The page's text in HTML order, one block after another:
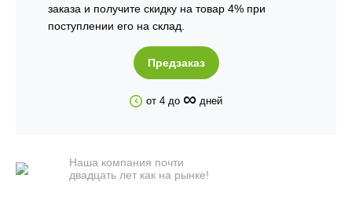
заказа и получите скидку на товар 4% при
поступлении его на склад.
Предзаказ
от 4 до ∞ дней
Наша компания почти
двадцать лет как на рынке!